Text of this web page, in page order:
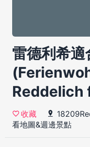
雷德利希
Reddelich
收藏
看地圖&週邊景點